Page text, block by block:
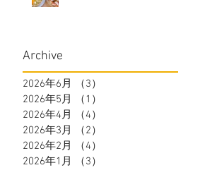
Archive
2026年6月 （3）
2026年5月
（1）
2026年4月
（4）
2026年3月
（2）
2026年2月
（4）
2026年1月
（3）